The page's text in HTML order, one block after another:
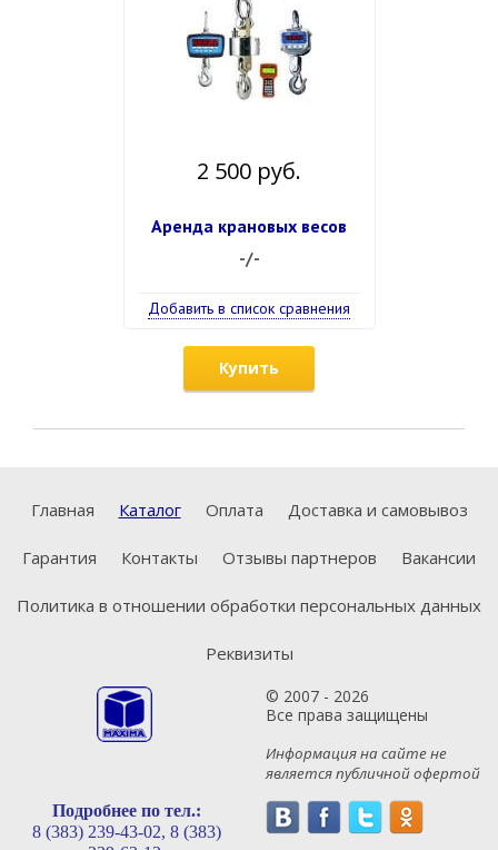
2 500 руб.
Аренда крановых весов
-/-
Добавить в список сравнения
Купить
Главная Каталог Оплата Доставка и самовывоз
Гарантия Контакты Отзывы партнеров Вакансии
Политика в отношении обработки персональных данных
Реквизиты
© 2007 - 2026
Все права защищены
Информация на сайте не
является публичной офертой
Подробнее по тел.:
8 (383) 239-43-02, 8 (383)